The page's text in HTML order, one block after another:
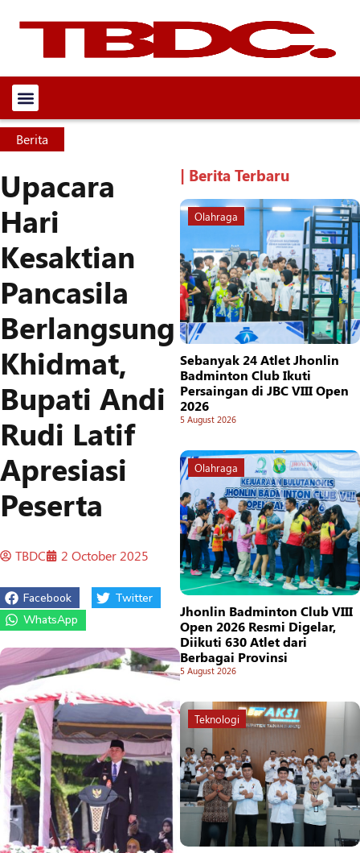
Berita
Upacara
Hari
Kesaktian
Pancasila
Berlangsung
Khidmat,
Bupati Andi
Rudi Latif
Apresiasi
Peserta
TBDC 2 October 2025
Facebook
Twitter
WhatsApp
| Berita Terbaru
Olahraga
Sebanyak 24 Atlet Jhonlin
Badminton Club Ikuti
Persaingan di JBC VIII Open
2026
5 August 2026
Olahraga
Jhonlin Badminton Club VIII
Open 2026 Resmi Digelar,
Diikuti 630 Atlet dari
Berbagai Provinsi
5 August 2026
Teknologi